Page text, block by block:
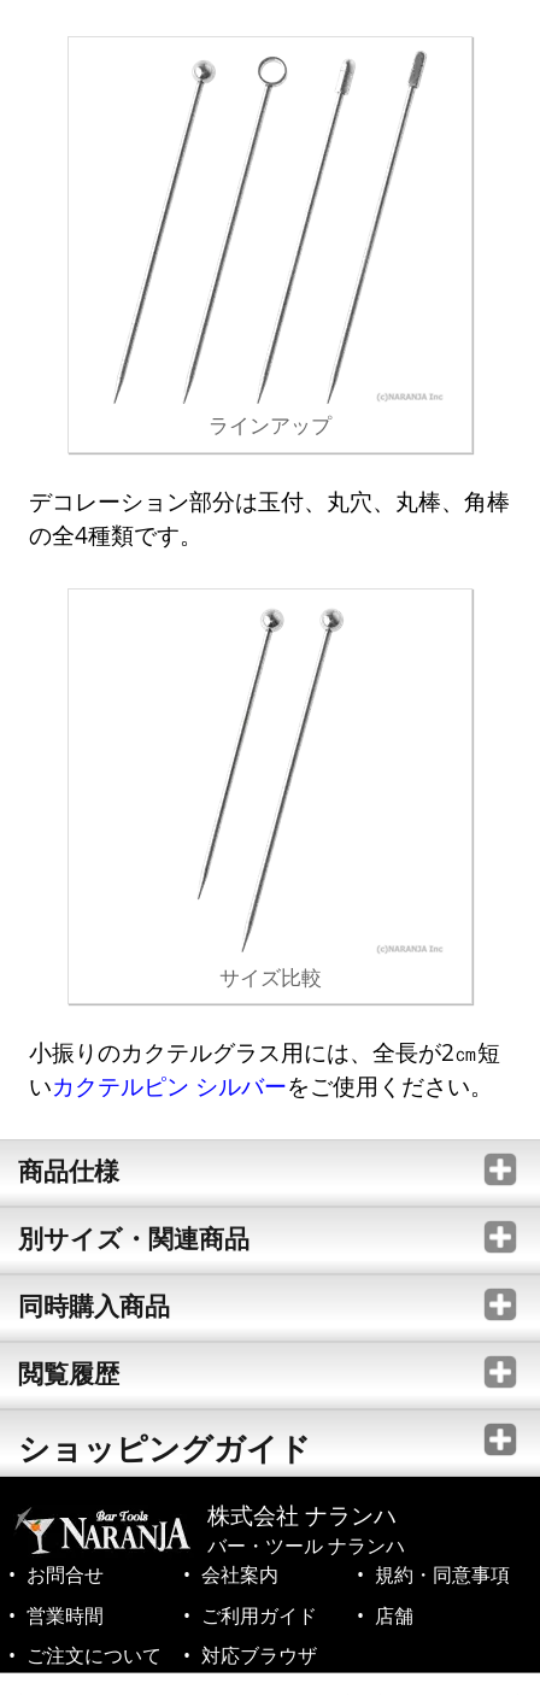
ラインアップ
デコレーション部分は玉付、丸穴、丸棒、角棒
の全4種類です。
サイズ比較
小振りのカクテルグラス用には、全長が2㎝短
いカクテルピン シルバーをご使用ください。
商品仕様
別サイズ・関連商品
同時購入商品
閲覧履歴
ショッピングガイド
株式会社 ナランハ
バー・ツール ナランハ
お問合せ
会社案内
規約・同意事項
営業時間
ご利用ガイド
店舗
ご注文について
対応ブラウザ